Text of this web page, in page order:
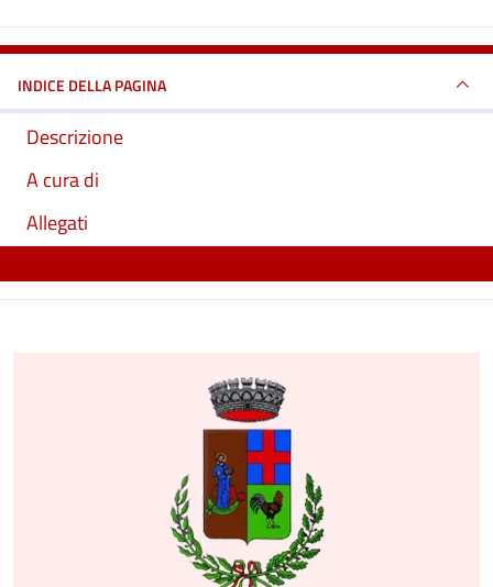
INDICE DELLA PAGINA
Descrizione
A cura di
Allegati